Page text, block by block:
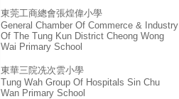
東莞工商總會張煌偉小學
General Chamber Of Commerce & Industry
Of The Tung Kun District Cheong Wong
Wai Primary School
東華三院冼次雲小學
Tung Wah Group Of Hospitals Sin Chu
Wan Primary School